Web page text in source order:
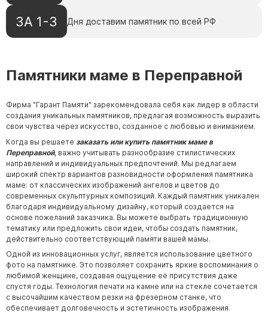
ЗА 1-3 Дня доставим памятник по всей РФ
Памятники маме в Переправной
Фирма "Гарант Памяти" зарекомендовала себя как лидер в области
создания уникальных памятников, предлагая возможность выразить
свои чувства через искусство, созданное с любовью и вниманием.
Когда вы решаете заказать или купить памятник маме в
Переправной, важно учитывать разнообразие стилистических
направлений и индивидуальных предпочтений. Мы редлагаем
широкий спектр вариантов разновидности оформления памятника
маме: от классических изображений ангелов и цветов до
современных скульптурных композиций. Каждый памятник уникален
благодаря индивидуальному дизайну, который создается на
основе пожеланий заказчика. Вы можете выбрать традиционную
тематику или предложить свои идеи, чтобы создать памятник,
действительно соответствующий памяти вашей мамы.
Одной из инновационных услуг, является использование цветного
фото на памятнике. Это позволяет сохранить яркие воспоминания о
любимой женщине, создавая ощущение её присутствия даже
спустя годы. Технология печати на камне или на стекле сочетается
с высочайшим качеством резки на фрезерном станке, что
обеспечивает долговечность и эстетичность изображения.